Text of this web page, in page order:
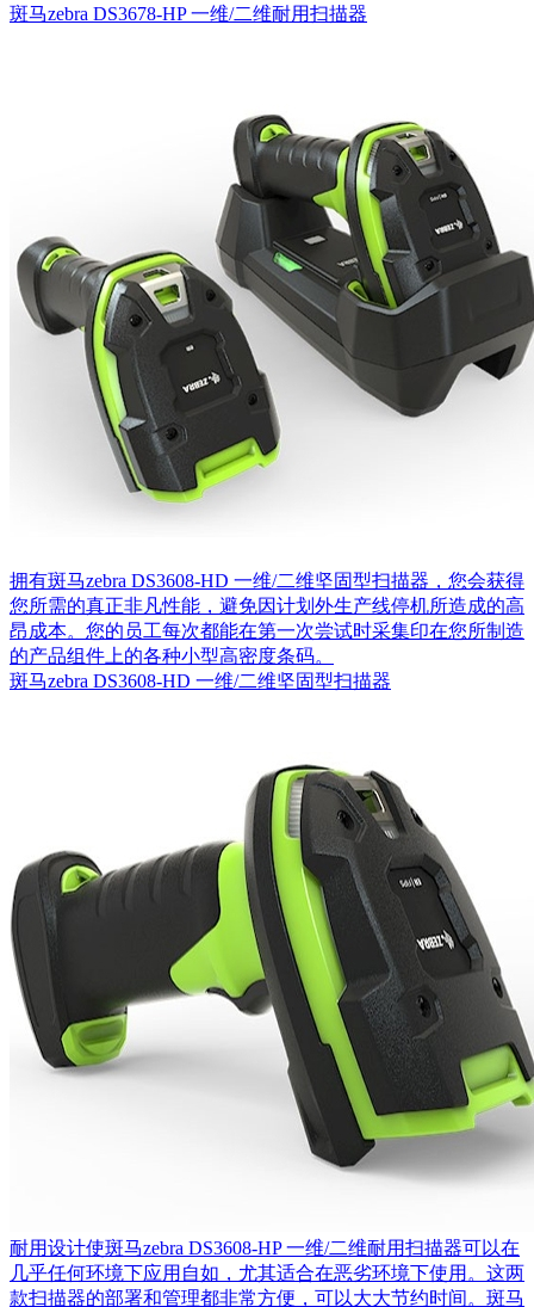
斑马zebra DS3678-HP 一维/二维耐用扫描器
拥有斑马zebra DS3608-HD 一维/二维坚固型扫描器，您会获得
您所需的真正非凡性能，避免因计划外生产线停机所造成的高
昂成本。您的员工每次都能在第一次尝试时采集印在您所制造
的产品组件上的各种小型高密度条码。
斑马zebra DS3608-HD 一维/二维坚固型扫描器
耐用设计使斑马zebra DS3608-HP 一维/二维耐用扫描器可以在
几乎任何环境下应用自如，尤其适合在恶劣环境下使用。这两
款扫描器的部署和管理都非常方便，可以大大节约时间。斑马